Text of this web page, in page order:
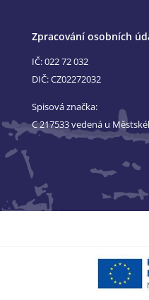
Zpracování osobních
IČ: 022 72 032
DIČ: CZ02272032
Spisová značka:
C 217533 vedená u